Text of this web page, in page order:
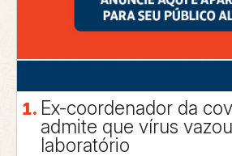
Ex-coordenador da
admite que vírus
laboratório